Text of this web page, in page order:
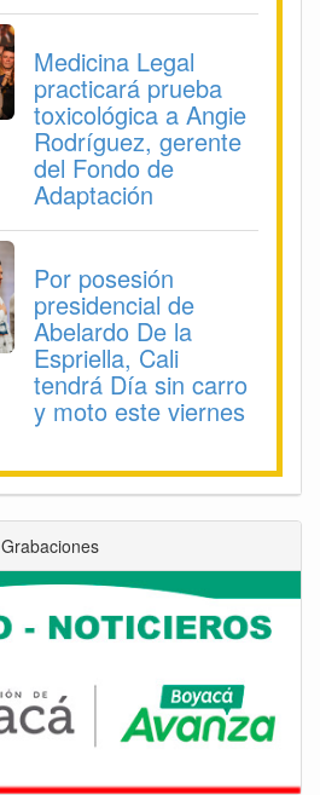
Medicina Legal
practicará prueba
toxicológica a Angie
Rodríguez, gerente
del Fondo de
Adaptación
Por posesión
presidencial de
Abelardo De la
Espriella, Cali
tendrá Día sin carro
y moto este viernes
Grabaciones